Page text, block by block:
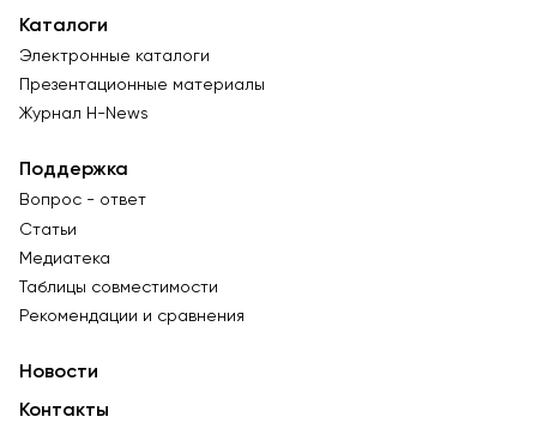
Каталоги
Электронные каталоги
Презентационные материалы
Журнал Н-News
Поддержка
Вопрос - ответ
Статьи
Медиатека
Таблицы совместимости
Рекомендации и сравнения
Новости
Контакты